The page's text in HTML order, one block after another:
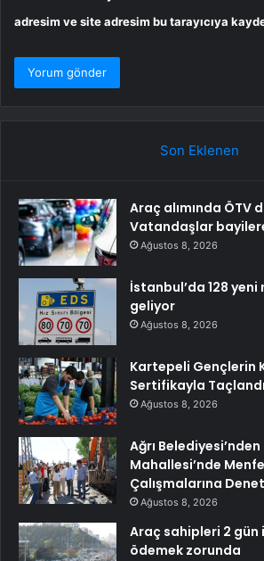
adresim ve site adresim bu tarayıcıya
Son Eklenen
Araç alımında ÖTV
Vatandaşlar
Ağustos 8, 2026
İstanbul’da 128
geliyor
Ağustos 8, 2026
Kartepeli Gençlerin
Sertifikayla Taçlandı
Ağustos 8, 2026
Ağrı
Mahallesi’nde
Çalışmalarına
Ağustos 8, 2026
Araç sahipleri 2 gün
ödemek zorunda